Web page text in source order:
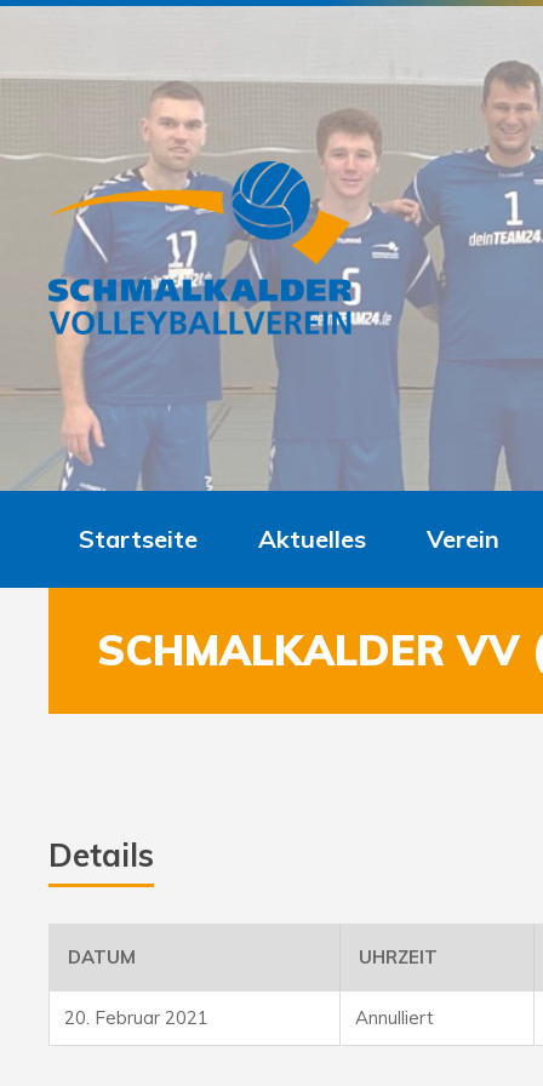
Startseite Aktuelles Verein
SCHMALKALDER VV
Details
DATUM UHRZEIT
20. Februar 2021 Annulliert